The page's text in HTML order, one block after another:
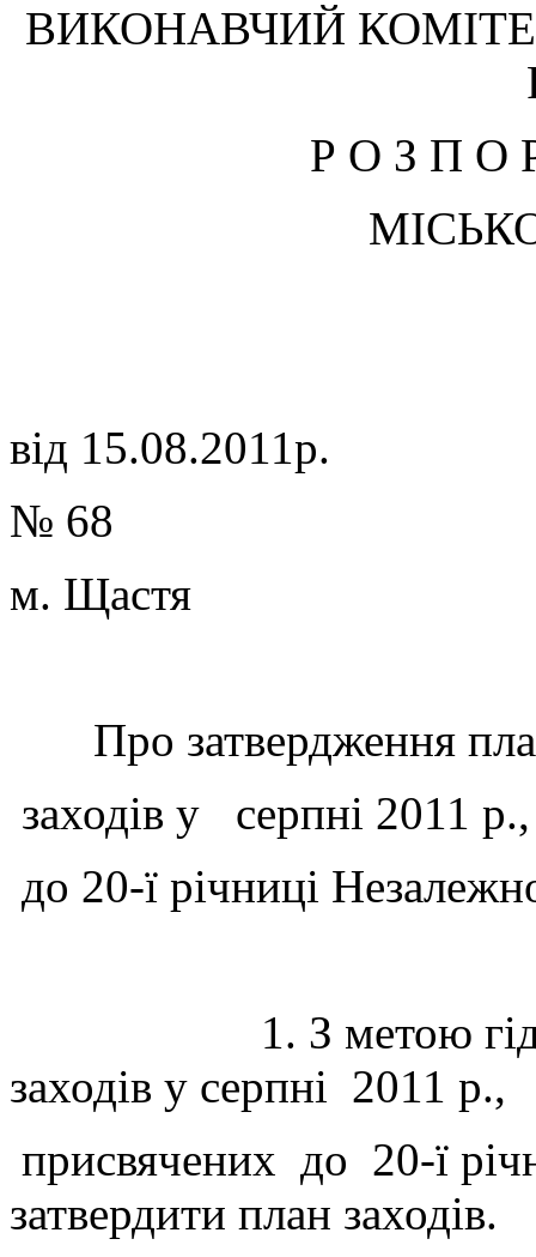
ВИКОНАВЧИЙ
Р О З П О
від 15.08.2011р.
№ 68
м. Щастя
Про затвердження
заходів у серпні 2011
до 20-ї річниці
1. З метою гідного
заходів у серпні 2011 р.,
присвячених до 20-ї
затвердити план заходів.